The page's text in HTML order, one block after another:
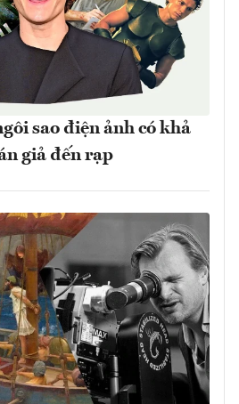
sao điện ảnh có khả
giả đến rạp